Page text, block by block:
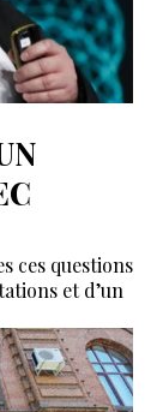
ces questions
et d’un